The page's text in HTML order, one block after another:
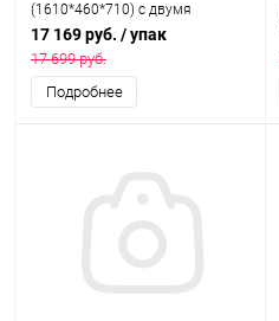
(1610*460*710) с двумя
дверками МДФ со стеклами по
краям, махагон, в коробке , ПВХ
17 169 руб. / упак
17 699 руб.
Подробнее